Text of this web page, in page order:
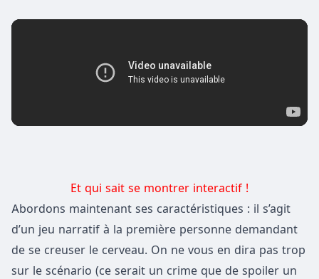
Et qui sait se montrer interactif !
Abordons maintenant ses caractéristiques : il s’agit
d’un jeu narratif à la première personne demandant
de se creuser le cerveau. On ne vous en dira pas trop
sur le scénario (ce serait un crime que de spoiler un